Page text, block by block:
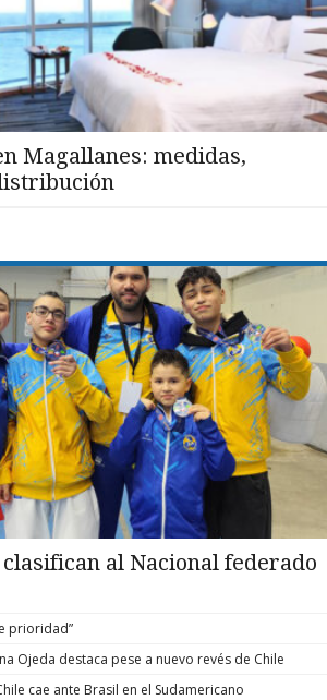
Magallanes: medidas,
al Nacional federado
prioridad”
Ojeda destaca pese a nuevo revés de Chile
cae ante Brasil en el Sudamericano